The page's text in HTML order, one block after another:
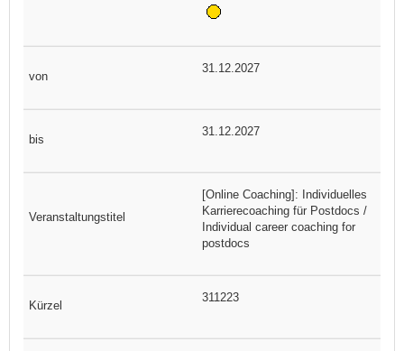
31.12.2027
31.12.2027
[Online Coaching]: Individuelles
Karrierecoaching für Postdocs /
Individual career coaching for
postdocs
311223